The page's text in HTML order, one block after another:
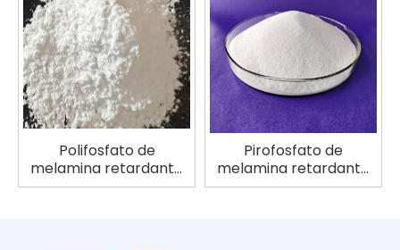
Polifosfato de
melamina retardante
de chama MPP
Pirofosfato de
melamina retardante
de chama DMPY